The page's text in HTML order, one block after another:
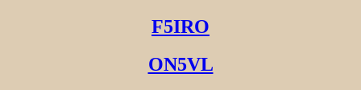
F5IRO
ON5VL